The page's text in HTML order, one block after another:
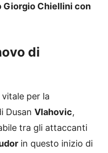
Giorgio Chiellini con
di
per la
Dusan Vlahovic,
tra gli attaccanti
in questo inizio di